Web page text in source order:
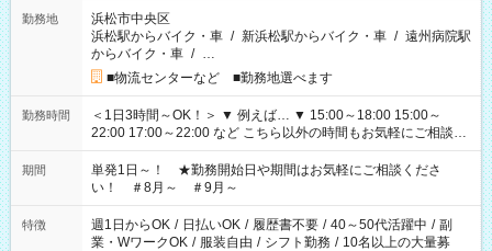
勤務地
浜松市中央区
浜松駅からバイク・車 / 新浜松駅からバイク・車 / 遠州病院駅
からバイク・車 / …
■物流センターなど ■勤務地選べます
勤務時間
＜1日3時間～OK！＞ ▼ 例えば… ▼ 15:00～18:00 15:00～
22:00 17:00～22:00 など こちら以外の時間もお気軽にご相談く
ださい！
期間
単発1日～！ ★勤務開始日や期間はお気軽にご相談くださ
い！ ＃8月～ ＃9月～
特徴 週1日からOK / 日払いOK / 履歴書不要 / 40～50代活躍中 / 副
業・WワークOK / 服装自由 / シフト勤務 / 10名以上の大量募